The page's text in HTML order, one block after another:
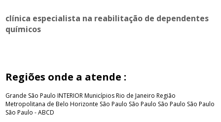
clínica especialista na reabilitação de dependentes
químicos
Regiões onde a atende :
Grande São Paulo INTERIORMunicípios Rio de Janeiro Região
Metropolitana de Belo Horizonte São Paulo São Paulo São Paulo São Paulo
São Paulo - ABCD